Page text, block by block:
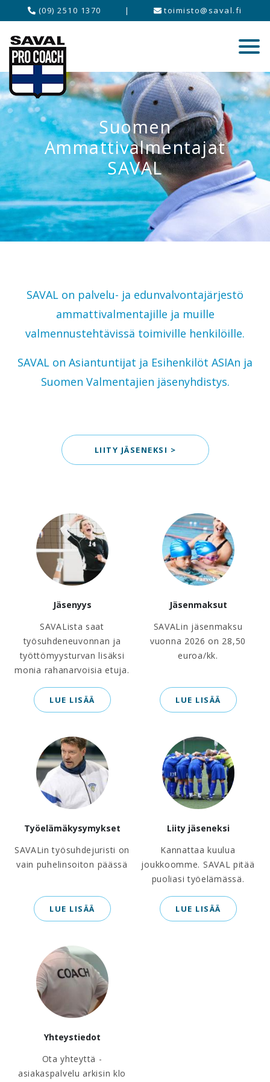
(09) 2510 1370 | toimisto@saval.fi
Suomen
Ammattivalmentajat
SAVAL
SAVAL on palvelu- ja edunvalvontajärjestö
ammattivalmentajille ja muille
valmennustehtävissä toimiville henkilöille.
SAVAL on Asiantuntijat ja Esihenkilöt ASIAn ja
Suomen Valmentajien jäsenyhdistys.
LIITY JÄSENEKSI >
Jäsenyys
SAVALista saat
työsuhdeneuvonnan ja
työttömyysturvan lisäksi
monia rahanarvoisia etuja.
LUE LISÄÄ
Jäsenmaksut
SAVALin jäsenmaksu
vuonna 2026 on 28,50
euroa/kk.
LUE LISÄÄ
Työelämäkysymykset
SAVALin työsuhdejuristi on
vain puhelinsoiton päässä
LUE LISÄÄ
Liity jäseneksi
Kannattaa kuulua
joukkoomme. SAVAL pitää
puoliasi työelämässä.
LUE LISÄÄ
Yhteystiedot
Ota yhteyttä -
asiakaspalvelu arkisin klo